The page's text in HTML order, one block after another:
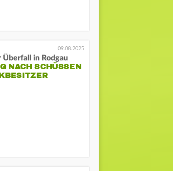
09.08.2025
Überfall in Rodgau
NACH SCHÜSSEN